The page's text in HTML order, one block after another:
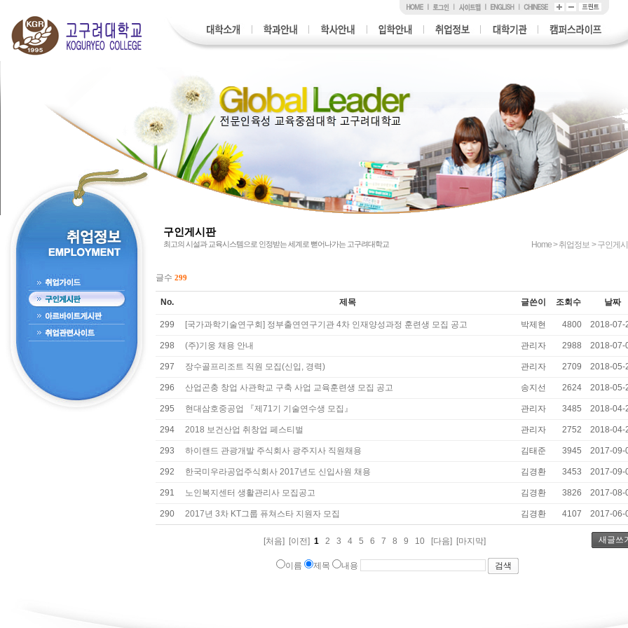
구인게시판
최고의 시설과 교육시스템으로 인정받는 세계로 뻗어나가는 고구려대학교 Home > 취업정보 > 구인게
글수 299
No. 제목 글쓴이 조회수 날짜
299 [국가과학기술연구회] 정부출연연구기관 4차 인재양성과정 훈련생 모집 공고 박제현 4800 2018-07-
298 (주)기웅 채용 안내 관리자 2988 2018-07-
297 장수골프리조트 직원 모집(신입, 경력) 관리자 2709 2018-05-
296 산업곤충 창업 사관학교 구축 사업 교육훈련생 모집 공고 송지선 2624 2018-05-
295 현대삼호중공업 『제71기 기술연수생 모집』 관리자 3485 2018-04-
294 2018 보건산업 취창업 페스티벌 관리자 2752 2018-04-
293 하이랜드 관광개발 주식회사 광주지사 직원채용 김태준 3945 2017-09-
292 한국미우라공업주식회사 2017년도 신입사원 채용 김경환 3453 2017-09-
291 노인복지센터 생활관리사 모집공고 김경환 3826 2017-08-
290 2017년 3차 KT그룹 퓨쳐스타 지원자 모집 김경환 4107 2017-06-
새글쓰
[처음] [이전] 1 2 3 4 5 6 7 8 9 10 [다음] [마지막]
이름 제목 내용